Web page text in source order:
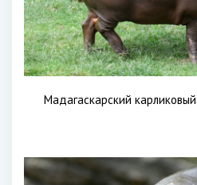
Мадагаскарский